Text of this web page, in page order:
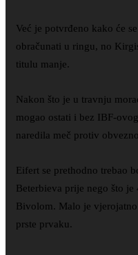
Već je potvrđeno kako će
obračunati u ringu, no
titulu manje.
Nakon što je u travnju
mogao ostati i bez IBF-
naredila meč protiv
Eifert se prethodno trebao
Beterbieva prije nego što je
Bivolom. Malo je
prste prvaku.